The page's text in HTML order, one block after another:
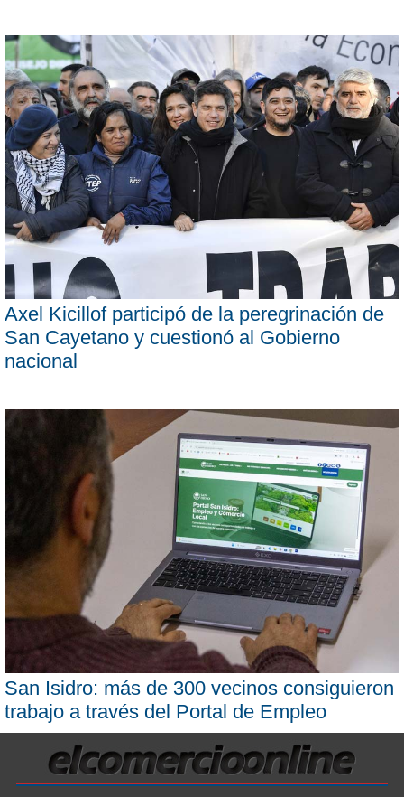
Axel Kicillof participó de la peregrinación de
San Cayetano y cuestionó al Gobierno
nacional
San Isidro: más de 300 vecinos consiguieron
trabajo a través del Portal de Empleo